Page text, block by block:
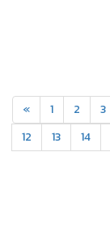
« 1 2 3
12
13 14